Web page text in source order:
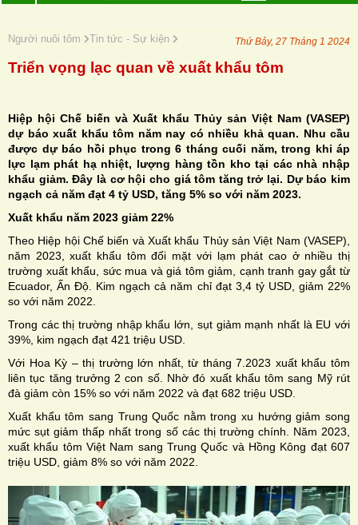
Người nuôi tôm Tin tức - Sự kiện Thứ Bảy, 27 Tháng 1 2024
Triển vọng lạc quan về xuất khẩu tôm
Hiệp hội Chế biến và Xuất khẩu Thủy sản Việt Nam (VASEP)
dự báo xuất khẩu tôm năm nay có nhiều khả quan. Nhu cầu
được dự báo hồi phục trong 6 tháng cuối năm, trong khi áp
lực lạm phát hạ nhiệt, lượng hàng tồn kho tại các nhà nhập
khẩu giảm. Đây là cơ hội cho giá tôm tăng trở lại. Dự báo kim
ngạch cả năm đạt 4 tỷ USD, tăng 5% so với năm 2023.
Xuất khẩu năm 2023 giảm 22%
Theo Hiệp hội Chế biến và Xuất khẩu Thủy sản Việt Nam (VASEP),
năm 2023, xuất khẩu tôm đối mặt với lạm phát cao ở nhiều thị
trường xuất khẩu, sức mua và giá tôm giảm, cạnh tranh gay gắt từ
Ecuador, Ấn Độ. Kim ngạch cả năm chỉ đạt 3,4 tỷ USD, giảm 22%
so với năm 2022.
Trong các thị trường nhập khẩu lớn, sụt giảm mạnh nhất là EU với
39%, kim ngạch đạt 421 triệu USD.
Với Hoa Kỳ – thị trường lớn nhất, từ tháng 7.2023 xuất khẩu tôm
liên tục tăng trưởng 2 con số. Nhờ đó xuất khẩu tôm sang Mỹ rút
đà giảm còn 15% so với năm 2022 và đạt 682 triệu USD.
Xuất khẩu tôm sang Trung Quốc nằm trong xu hướng giảm song
mức sụt giảm thấp nhất trong số các thị trường chính. Năm 2023,
xuất khẩu tôm Việt Nam sang Trung Quốc và Hồng Kông đạt 607
triệu USD, giảm 8% so với năm 2022.